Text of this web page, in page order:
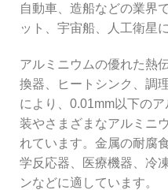
自動車、造船などの業界
ット、宇宙船、人工衛星
アルミニウムの優れた熱
換器、ヒートシンク、調
により、0.01mm以下の
装やさまざまなアルミニ
れています。金属の耐腐
学反応器、医療機器、冷
ンなどに適しています。